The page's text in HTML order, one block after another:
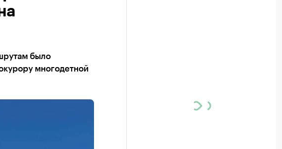
было
многодетной